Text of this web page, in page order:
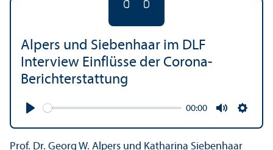
Alpers und Siebenhaar im DLF
Interview Einflüsse der Corona-
Bericht­erstattung
00:00
Prof. Dr. Georg W. Alpers und Katharina Siebenhaar